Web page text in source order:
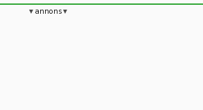
annons